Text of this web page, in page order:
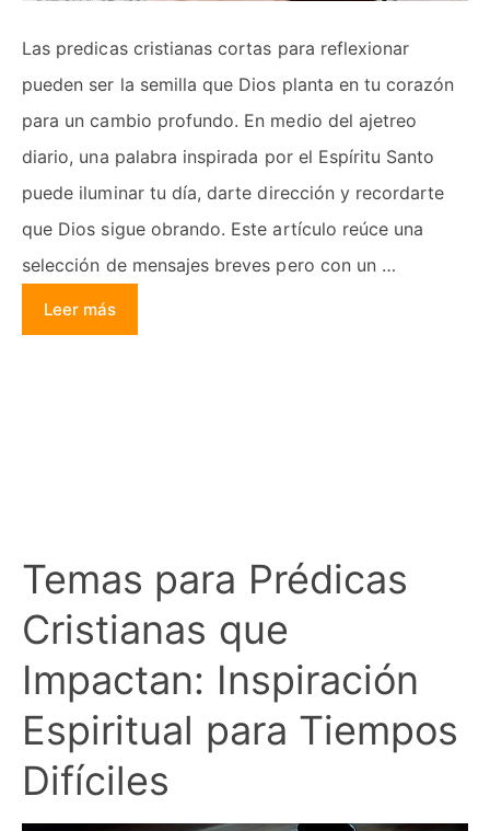
Las predicas cristianas cortas para reflexionar
pueden ser la semilla que Dios planta en tu corazón
para un cambio profundo. En medio del ajetreo
diario, una palabra inspirada por el Espíritu Santo
puede iluminar tu día, darte dirección y recordarte
que Dios sigue obrando. Este artículo reúce una
selección de mensajes breves pero con un …
Leer más
Temas para Prédicas
Cristianas que
Impactan: Inspiración
Espiritual para Tiempos
Difíciles